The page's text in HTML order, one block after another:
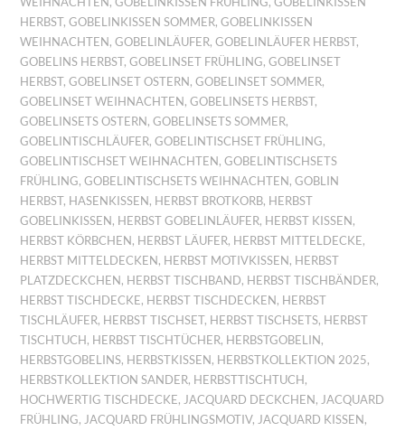
HERBST,GOBELINKISSEN SOMMER,GOBELINKISSEN
WEIHNACHTEN,GOBELINLÄUFER,GOBELINLÄUFER HERBST,
GOBELINS HERBST,GOBELINSET FRÜHLING,GOBELINSET
HERBST,GOBELINSET OSTERN,GOBELINSET SOMMER,
GOBELINSET WEIHNACHTEN,GOBELINSETS HERBST,
GOBELINSETS OSTERN,GOBELINSETS SOMMER,
GOBELINTISCHLÄUFER,GOBELINTISCHSET FRÜHLING,
GOBELINTISCHSET WEIHNACHTEN,GOBELINTISCHSETS
FRÜHLING,GOBELINTISCHSETS WEIHNACHTEN,GOBLIN
HERBST, HASENKISSEN, HERBST BROTKORB, HERBST
GOBELINKISSEN, HERBST GOBELINLÄUFER, HERBST KISSEN,
HERBST KÖRBCHEN, HERBST LÄUFER, HERBST MITTELDECKE,
HERBST MITTELDECKEN, HERBST MOTIVKISSEN, HERBST
PLATZDECKCHEN, HERBST TISCHBAND, HERBST TISCHBÄNDER,
HERBST TISCHDECKE, HERBST TISCHDECKEN, HERBST
TISCHLÄUFER, HERBST TISCHSET, HERBST TISCHSETS, HERBST
TISCHTUCH, HERBST TISCHTÜCHER, HERBSTGOBELIN,
HERBSTGOBELINS, HERBSTKISSEN, HERBSTKOLLEKTION 2025,
HERBSTKOLLEKTION SANDER, HERBSTTISCHTUCH,
HOCHWERTIG TISCHDECKE, JACQUARD DECKCHEN, JACQUARD
FRÜHLING, JACQUARD FRÜHLINGSMOTIV, JACQUARD KISSEN,